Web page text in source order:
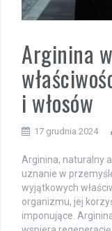
Arginina
i włosów
17 grudnia 2024
Arginina, naturalny
uznanie w
wyjątkowych
organizmu, jej
imponujące.